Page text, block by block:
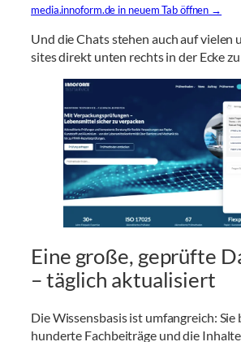
media.innoform.de in neuem Tab öffnen →
Und die Chats stehen auch auf vielen
sites direkt unten rechts in der Ecke
Eine große, geprüfte
– täglich aktualisiert
Die Wissensbasis ist umfangreich:
hunderte Fachbeiträge und die